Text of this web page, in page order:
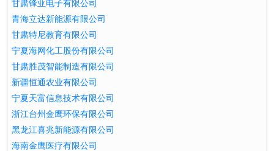
甘肃锋亚电子有限公司
青海立达新能源有限公司
甘肃特尼教育有限公司
宁夏海网化工股份有限公司
甘肃胜茂智能制造有限公司
新疆恒通农业有限公司
宁夏天富信息技术有限公司
浙江台州金鹰环保有限公司
黑龙江喜兆新能源有限公司
海南金鹰医疗有限公司